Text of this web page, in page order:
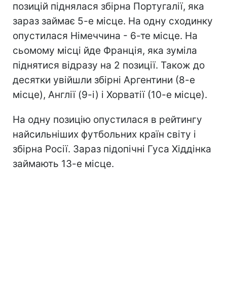
позицій піднялася збірна Португалії, яка
зараз займає 5-е місце. На одну сходинку
опустилася Німеччина - 6-те місце. На
сьомому місці йде Франція, яка зуміла
піднятися відразу на 2 позиції. Також до
десятки увійшли збірні Аргентини (8-е
місце), Англії (9-і) і Хорватії (10-е місце).
На одну позицію опустилася в рейтингу
найсильніших футбольних країн світу і
збірна Росії. Зараз підопічні Гуса Хіддінка
займають 13-е місце.